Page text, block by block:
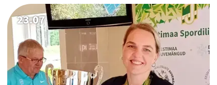
23.07